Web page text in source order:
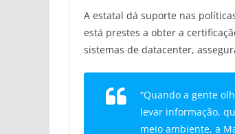
A estatal dá suporte nas
está prestes a obter a
sistemas de datacenter,
“Quando a gente
levar informação,
meio ambiente, a